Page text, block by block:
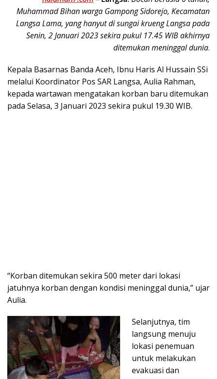
Muhammad Bihan warga Gampong Sidorejo, Kecamatan
Langsa Lama, yang hanyut di sungai krueng Langsa pada
Senin, 2 Januari 2023 sekira pukul 17.45 WIB akhirnya
ditemukan meninggal dunia.
Kepala Basarnas Banda Aceh, Ibnu Haris Al Hussain SSi
melalui Koordinator Pos SAR Langsa, Aulia Rahman,
kepada wartawan mengatakan korban baru ditemukan
pada Selasa, 3 Januari 2023 sekira pukul 19.30 WIB.
“Korban ditemukan sekira 500 meter dari lokasi
jatuhnya korban dengan kondisi meninggal dunia,” ujar
Aulia.
Selanjutnya, tim
langsung menuju
lokasi penemuan
untuk melakukan
evakuasi dan